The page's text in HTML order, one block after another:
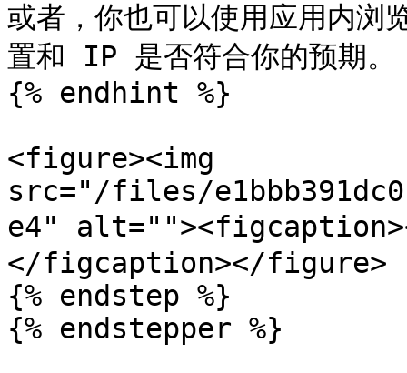
或者，你也可以使用应用内浏
置和 IP 是否符合你的预期。
{% endhint %}
<figure><img
src="/files/
e4"
</figcaption></figure>
{% endstep %}
{% endstepper %}